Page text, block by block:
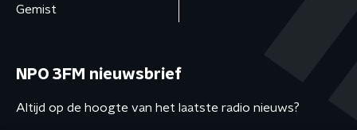
Gemist
NPO 3FM nieuwsbrief
Altijd op de hoogte van het laatste radio nieuws?